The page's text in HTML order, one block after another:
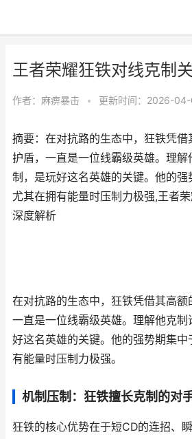
王者荣耀狂铁对线克制
作者： 麻痹暴击 • 更新时间：2026-
摘要：在对抗路的生态中，狂铁凭借
护盾，一直是一位线霸级英雄。理解
制，是玩好这名英雄的关键。他的强
尤其在拥有能量时压制力极强,王者
深度解析
在对抗路的生态中，狂铁凭借其高额
一直是一位线霸级英雄。理解他克
好这名英雄的关键。他的强势期集中
有能量时压制力极强。
机制压制：狂铁擅长克制的对
狂铁的核心优势在于短CD的连招、